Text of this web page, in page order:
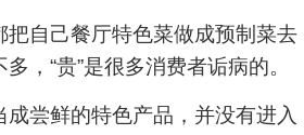
自己餐厅特色菜做成预制菜去
，“贵”是很多消费者诟病的。
尝鲜的特色产品，并没有进入